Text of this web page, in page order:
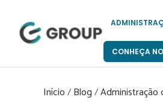
CONHEÇA
Início/Blog/Administração